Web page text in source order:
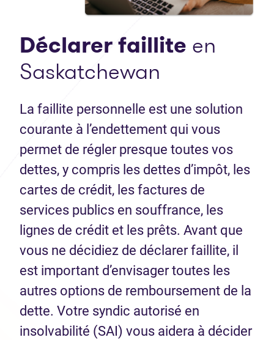
Déclarer faillite en
Saskatchewan
La faillite personnelle est une solution
courante à l’endettement qui vous
permet de régler presque toutes vos
dettes, y compris les dettes d’impôt, les
cartes de crédit, les factures de
services publics en souffrance, les
lignes de crédit et les prêts. Avant que
vous ne décidiez de déclarer faillite, il
est important d’envisager toutes les
autres options de remboursement de la
dette. Votre syndic autorisé en
insolvabilité (SAI) vous aidera à décider